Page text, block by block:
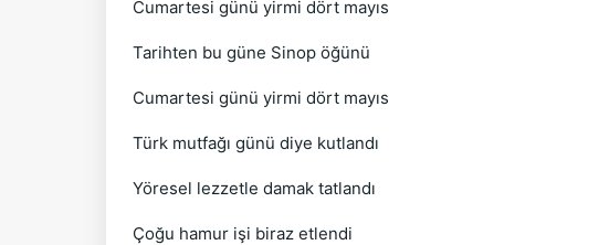
Cumartesi günü yirmi dört mayıs
Tarihten bu güne Sinop öğünü
Cumartesi günü yirmi dört mayıs
Türk mutfağı günü diye kutlandı
Yöresel lezzetle damak tatlandı
Çoğu hamur işi biraz etlendi